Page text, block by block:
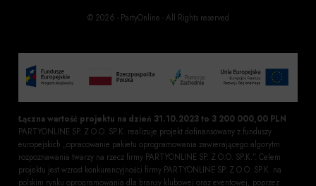
© 2026 - PartyOnline - All Rights reserved
Łączna wartość projektu na dzień 31.10.2023 to 3 200 000,00 PLN
PARTYONLINE SP. Z O.O. SP.K. realizuje projekt dofinansowany z funduszy
europejskich „opracowanie pakietu oprogramowania zawierającego algorytm
rozpoznawania twarzy na rzecz firmy PARTYONLINE SP. Z O.O. SP.K.”. Celem
projektu jest wzrost konkurencyjności firmy PARTYONLINE SP. Z O.O. SP.K. na
polskim rynku oprogramowania dla branży klubowej oraz eventowej, poprzez